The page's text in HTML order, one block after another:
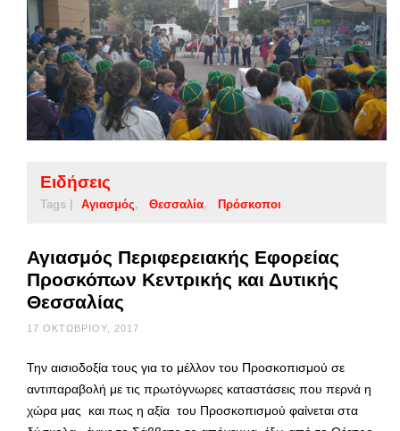
Ειδήσεις
Tags | Αγιασμός Θεσσαλία Πρόσκοποι
Αγιασμός Περιφερειακής Εφορείας
Προσκόπων Κεντρικής και Δυτικής
Θεσσαλίας
17 ΟΚΤΩΒΡΊΟΥ, 2017
Την αισιοδοξία τους για το μέλλον του Προσκοπισμού σε
αντιπαραβολή με τις πρωτόγνωρες καταστάσεις που περνά η
χώρα μας και πως η αξία του Προσκοπισμού φαίνεται στα